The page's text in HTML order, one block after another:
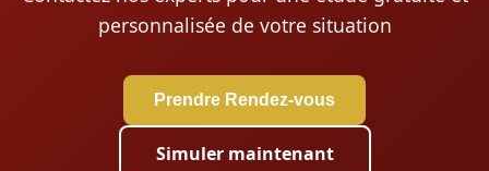
personnalisée de votre situation
Prendre Rendez-vous
Simuler maintenant